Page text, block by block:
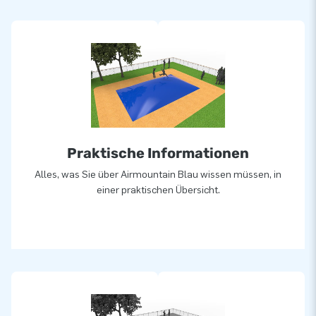
Materialien gefertigt. Sie werden standardmäßig mit den
richtigen Zertifizierungen und Handbüchern für den
professionellen öffentlichen Gebrauch geliefert.
Standard-Airmountains können in ca. 2 - 4 Wochen geliefert
Poersonalisiert
Praktische Informationen
Alles, was Sie über Airmountain Blau wissen müssen, in
einer praktischen Übersicht.